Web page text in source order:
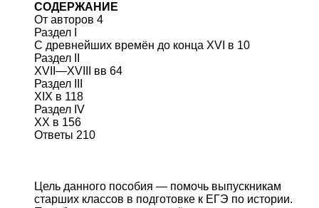
СОДЕРЖАНИЕ
От авторов 4
Раздел I
С древнейших времён до конца XVI в 10
Раздел II
XVII—XVIII вв 64
Раздел III
XIX в 118
Раздел IV
XX в 156
Ответы 210
Цель данного пособия — помочь выпускникам
старших классов в подготовке к ЕГЭ по истории.